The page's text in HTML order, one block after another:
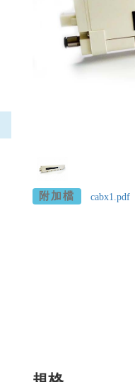
附加檔 cabx1.pdf